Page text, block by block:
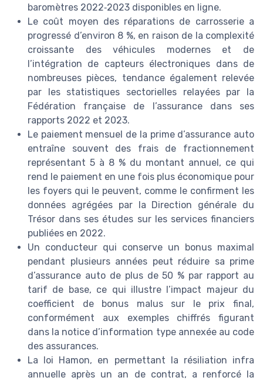
baromètres 2022‑2023 disponibles en ligne.
Le coût moyen des réparations de carrosserie a
progressé d’environ 8 %, en raison de la complexité
croissante des véhicules modernes et de
l’intégration de capteurs électroniques dans de
nombreuses pièces, tendance également relevée
par les statistiques sectorielles relayées par la
Fédération française de l’assurance dans ses
rapports 2022 et 2023.
Le paiement mensuel de la prime d’assurance auto
entraîne souvent des frais de fractionnement
représentant 5 à 8 % du montant annuel, ce qui
rend le paiement en une fois plus économique pour
les foyers qui le peuvent, comme le confirment les
données agrégées par la Direction générale du
Trésor dans ses études sur les services financiers
publiées en 2022.
Un conducteur qui conserve un bonus maximal
pendant plusieurs années peut réduire sa prime
d’assurance auto de plus de 50 % par rapport au
tarif de base, ce qui illustre l’impact majeur du
coefficient de bonus malus sur le prix final,
conformément aux exemples chiffrés figurant
dans la notice d’information type annexée au code
des assurances.
La loi Hamon, en permettant la résiliation infra
annuelle après un an de contrat, a renforcé la